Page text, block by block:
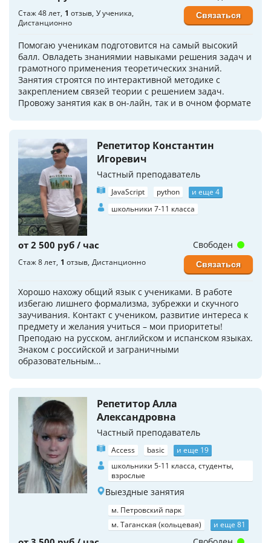
Стаж 48 лет 1 отзыв У ученика
Дистанционно
Помогаю ученикам подготовится на самый высокий
балл. Овладеть знаниямии навыками решения задач и
грамотного применения теоретических знаний.
Занятия строятся по интерактивной методике с
закреплением связей теории с решением задач.
Провожу занятия как в он-лайн, так и в очном формате
Связаться
Репетитор Константин
Игоревич
Частный преподаватель
JavaScript python
и еще 4
школьники 7-11 класса
от 2 500 руб / час
Стаж 8 лет 1 отзыв Дистанционно
Хорошо нахожу общий язык с учениками. В работе
избегаю лишнего формализма, зубрежки и скучного
заучивания. Контакт с учеником, развитие интереса к
предмету и желания учиться – мои приоритеты!
Преподаю на русском, английском и испанском языках.
Знаком с российской и заграничными
образовательным...
Свободен
Связаться
Репетитор Алла
Александровна
Частный преподаватель
Access basic
и еще 19
школьники 5-11 класса, студенты,
взрослые
Выездные занятия
м. Петровский парк
м. Таганская (кольцевая)
и еще 81